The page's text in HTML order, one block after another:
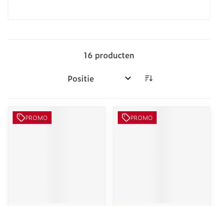
16 producten
Sorteer op:
PROMO PROMO